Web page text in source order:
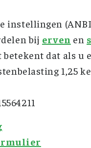
instellingen
bij erven en
betekent dat als u
1,25